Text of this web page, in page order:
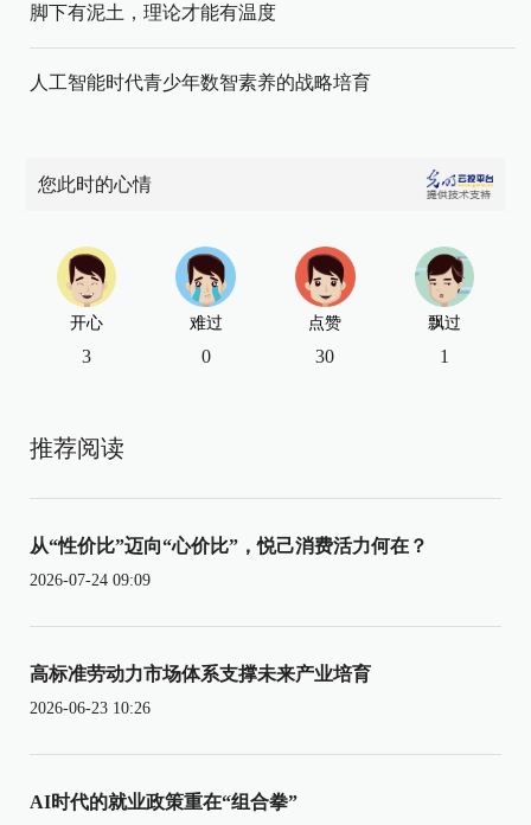
脚下有泥土，理论才能有温度
人工智能时代青少年数智素养的战略培育
您此时的心情
开心
3
难过
0
点赞
30
飘过
1
推荐阅读
从“性价比”迈向“心价比”，悦己消费活力何在？
2026-07-24 09:09
高标准劳动力市场体系支撑未来产业培育
2026-06-23 10:26
AI时代的就业政策重在“组合拳”